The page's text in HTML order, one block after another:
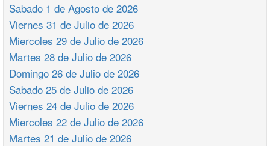
Sabado 1 de Agosto de 2026
Viernes 31 de Julio de 2026
Miercoles 29 de Julio de 2026
Martes 28 de Julio de 2026
Domingo 26 de Julio de 2026
Sabado 25 de Julio de 2026
Viernes 24 de Julio de 2026
Miercoles 22 de Julio de 2026
Martes 21 de Julio de 2026